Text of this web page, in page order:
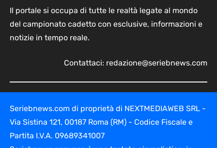
Il portale si occupa di tutte le realtà legate al mondo
del campionato cadetto con esclusive, informazioni e
notizie in tempo reale.
Contattaci: redazione@seriebnews.com
Seriebnews.com di proprietà di NEXTMEDIAWEB SRL -
Via Sistina 121, 00187 Roma (RM) - Codice Fiscale e
Partita I.V.A. 09689341007